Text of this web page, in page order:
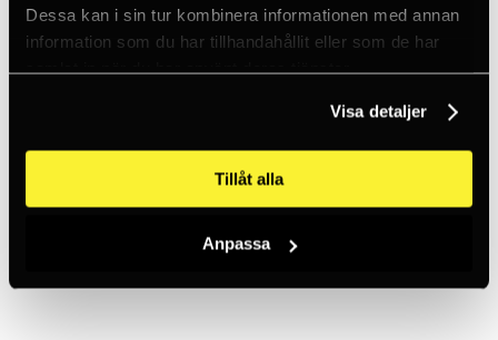
Dessa kan i sin tur kombinera informationen med annan
information som du har tillhandahållit eller som de har
samlat in när du har använt deras tjänster.
Visa detaljer
Tillåt alla
Anpassa